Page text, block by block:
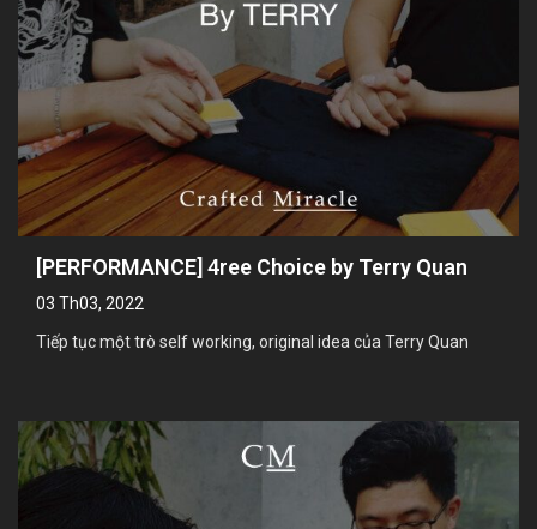
[PERFORMANCE] 4ree Choice by Terry Quan
03 Th03, 2022
Tiếp tục một trò self working, original idea của Terry Quan